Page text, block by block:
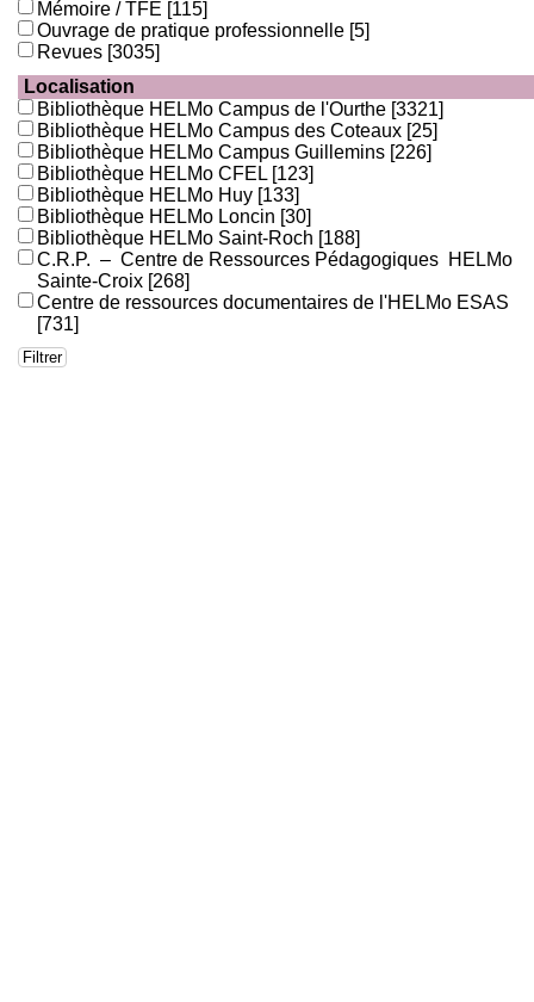
Mémoire / TFE [115]
Ouvrage de pratique professionnelle [5]
Revues [3035]
Localisation
Bibliothèque HELMo Campus de l'Ourthe [3321]
Bibliothèque HELMo Campus des Coteaux [25]
Bibliothèque HELMo Campus Guillemins [226]
Bibliothèque HELMo CFEL [123]
Bibliothèque HELMo Huy [133]
Bibliothèque HELMo Loncin [30]
Bibliothèque HELMo Saint-Roch [188]
C.R.P. – Centre de Ressources Pédagogiques HELMo
Sainte-Croix [268]
Centre de ressources documentaires de l'HELMo ESAS
[731]